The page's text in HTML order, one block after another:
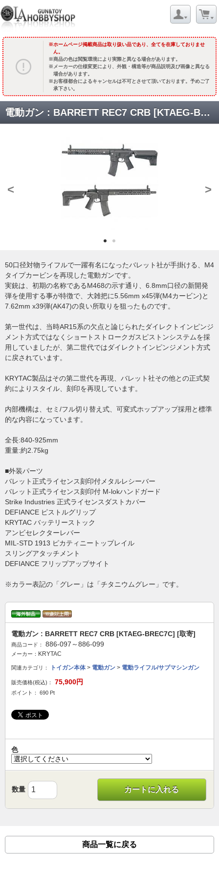
ホームページ掲載商品は取り扱い品であり、全てを在庫しておりませ
ん。
商品の色は閲覧環境により実際と異なる場合があります。
メーカーの仕様変更により、外観・構造等が商品説明及び画像と異なる
場合があります。
お客様都合によるキャンセルは不可とさせて頂いております。予めご了
承下さい。
電動ガン : BARRETT REC7 CRB [KTAEG-BREC7C] [取寄]
< >
50口径対物ライフルで一躍有名になったバレット社が手掛ける、M4
タイプカービンを再現した電動ガンです。
実銃は、初期の名称であるM468の示す通り、6.8mm口径の新開発
弾を使用する事が特徴で、大雑把に5.56mm x45弾(M4カービン)と
7.62mm x39弾(AK47)の良い所取りを狙ったものです。
第一世代は、当時AR15系の欠点と論じられたダイレクトインピンジ
メント方式ではなくショートストロークガスピストンシステムを採
用していましたが、第二世代ではダイレクトインピンジメント方式
に戻されています。
KRYTAC製品はその第二世代を再現、バレット社その他との正式契
約によりスタイル、刻印を再現しています。
内部機構は、セミ/フル切り替え式、可変式ホップアップ採用と標準
的な内容になっています。
全長:840-925mm
重量:約2.75kg
■外装パーツ
バレット正式ライセンス刻印付メタルレシーバー
バレット正式ライセンス刻印付 M-lokハンドガード
Strike Industries 正式ライセンスダストカバー
DEFIANCE ピストルグリップ
KRYTAC バッテリーストック
アンビセレクターレバー
MIL-STD 1913 ピカティニートップレイル
スリングアタッチメント
DEFIANCE フリップアップサイト
※カラー表記の「グレー」は「チタニウムグレー」です。
電動ガン : BARRETT REC7 CRB [KTAEG-BREC7C] [取寄]
商品コード： 886-097～886-099
メーカー： KRYTAC
関連カテゴリ： トイガン本体> 電動ガン > 電動ライフル/サブマシンガン
販売価格(税込)： 75,900円
ポイント： 690 Pt
色
数量 カートに入れる
商品一覧に戻る